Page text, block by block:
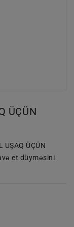
ÜÇÜN
UŞAQ ÜÇÜN
et düyməsini